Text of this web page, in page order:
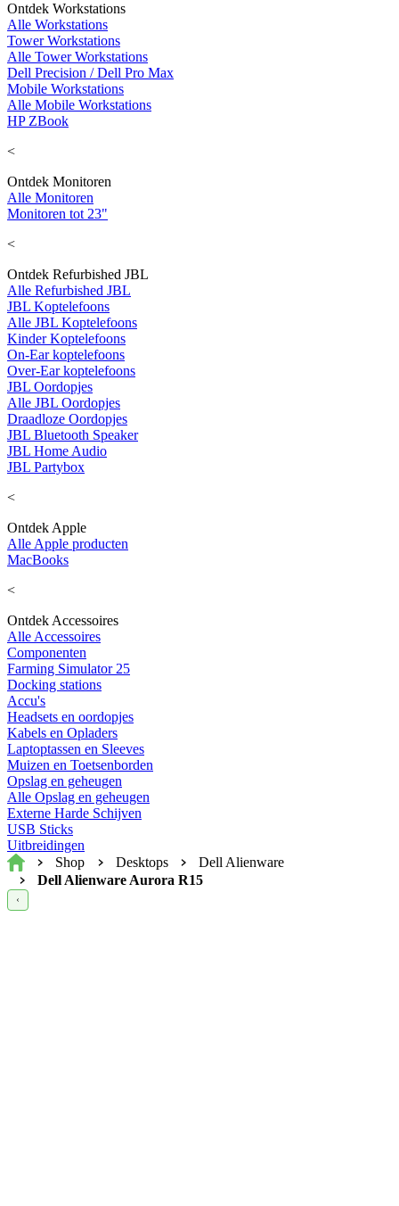
Ontdek Workstations
Alle Workstations
Tower Workstations
Alle Tower Workstations
Dell Precision / Dell Pro Max
Mobile Workstations
Alle Mobile Workstations
HP ZBook
<
Ontdek Monitoren
Alle Monitoren
Monitoren tot 23"
<
Ontdek Refurbished JBL
Alle Refurbished JBL
JBL Koptelefoons
Alle JBL Koptelefoons
Kinder Koptelefoons
On-Ear koptelefoons
Over-Ear koptelefoons
JBL Oordopjes
Alle JBL Oordopjes
Draadloze Oordopjes
JBL Bluetooth Speaker
JBL Home Audio
JBL Partybox
<
Ontdek Apple
Alle Apple producten
MacBooks
<
Ontdek Accessoires
Alle Accessoires
Componenten
Farming Simulator 25
Docking stations
Accu's
Headsets en oordopjes
Kabels en Opladers
Laptoptassen en Sleeves
Muizen en Toetsenborden
Opslag en geheugen
Alle Opslag en geheugen
Externe Harde Schijven
USB Sticks
Uitbreidingen
Home
Shop Desktops
Dell Alienware
Dell Alienware Aurora R15